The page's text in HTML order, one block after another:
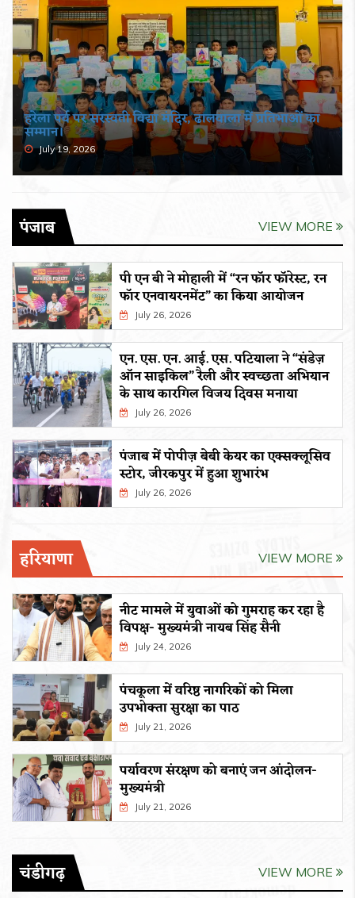
हरेला पर्व पर सरस्वती विद्या मंदिर, ढालवाला में प्रतिभाओं का
सम्मान।
July 19, 2026
पंजाब VIEW MORE
पी एन बी ने मोहाली में “रन फॉर फॉरेस्ट, रन
फॉर एनवायरनमेंट” का किया आयोजन
July 26, 2026
एन. एस. एन. आई. एस. पटियाला ने “संडेज़
ऑन साइकिल” रैली और स्वच्छता अभियान
के साथ कारगिल विजय दिवस मनाया
July 26, 2026
पंजाब में पोपीज़ बेबी केयर का एक्सक्लूसिव
स्टोर, जीरकपुर में हुआ शुभारंभ
July 26, 2026
हरियाणा VIEW MORE
नीट मामले में युवाओं को गुमराह कर रहा है
विपक्ष- मुख्यमंत्री नायब सिंह सैनी
July 24, 2026
पंचकूला में वरिष्ठ नागरिकों को मिला
उपभोक्ता सुरक्षा का पाठ
July 21, 2026
पर्यावरण संरक्षण को बनाएं जन आंदोलन-
मुख्यमंत्री
July 21, 2026
चंडीगढ़ VIEW MORE